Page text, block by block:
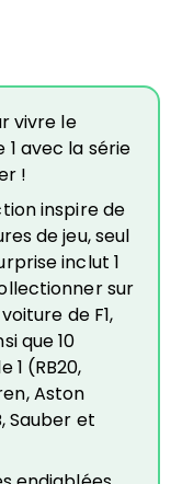
vivre le
1 avec la série
!
inspire de
de jeu, seul
inclut 1
sur
de F1,
que 10
1 (RB20,
Aston
Sauber et